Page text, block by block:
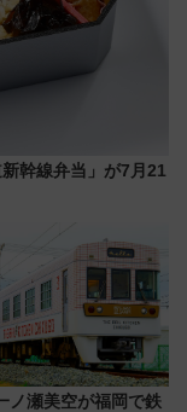
幹線弁当」が7月21
ノ瀬美空が福岡で鉄